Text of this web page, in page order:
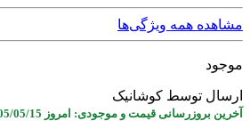
مشاهده همه ویژگی‌ها
موجود
ارسال توسط کوشانیک
آخرین بروزرسانی قیمت و موجودی: امروز 1405/05/15